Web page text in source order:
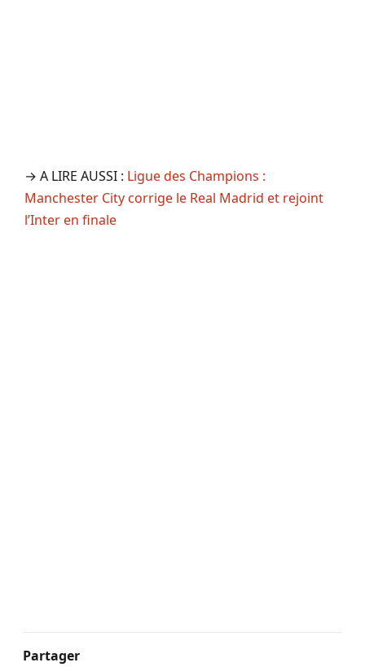
→ A LIRE AUSSI : Ligue des Champions :
Manchester City corrige le Real Madrid et rejoint
l’Inter en finale
Partager